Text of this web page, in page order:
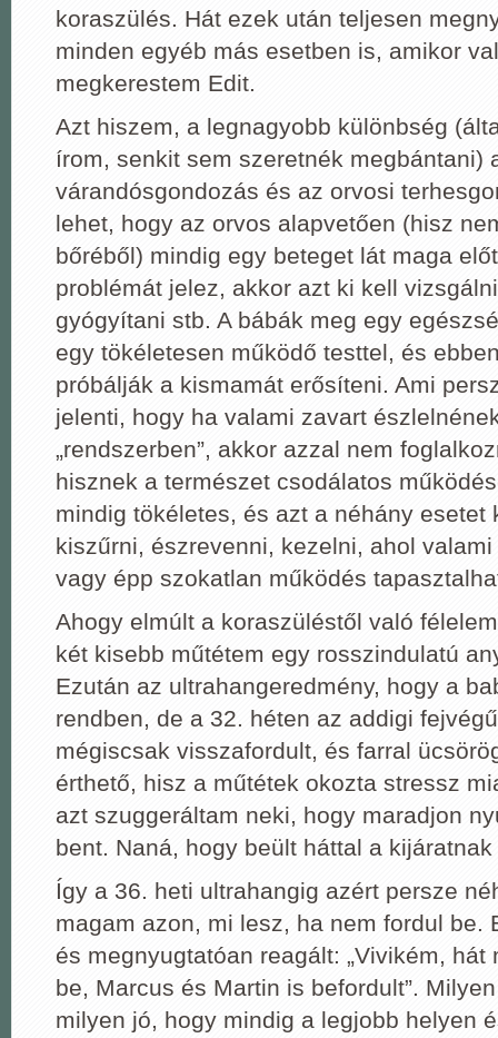
koraszülés. Hát ezek után teljesen
minden egyéb más esetben is, amikor
megkerestem Edit.
Azt hiszem, a legnagyobb különbség
írom, senkit sem szeretnék megbántani)
várandósgondozás és az orvosi
lehet, hogy az orvos alapvetően (hisz
bőréből) mindig egy beteget lát maga
problémát jelez, akkor azt ki kell
gyógyítani stb. A bábák meg egy
egy tökéletesen működő testtel, és
próbálják a kismamát erősíteni. Ami
jelenti, hogy ha valami zavart
„rendszerben”, akkor azzal nem
hisznek a természet csodálatos
mindig tökéletes, és azt a néhány esetet
kiszűrni, észrevenni, kezelni, ahol
vagy épp szokatlan működés
Ahogy elmúlt a koraszüléstől való
két kisebb műtétem egy rosszindulatú
Ezután az ultrahangeredmény, hogy a
rendben, de a 32. héten az addigi
mégiscsak visszafordult, és farral
érthető, hisz a műtétek okozta stressz
azt szuggeráltam neki, hogy maradjon
bent. Naná, hogy beült háttal a
Így a 36. heti ultrahangig azért persze
magam azon, mi lesz, ha nem fordul be.
és megnyugtatóan reagált: „Vivikém, hát
be, Marcus és Martin is befordult”.
milyen jó, hogy mindig a legjobb helyen